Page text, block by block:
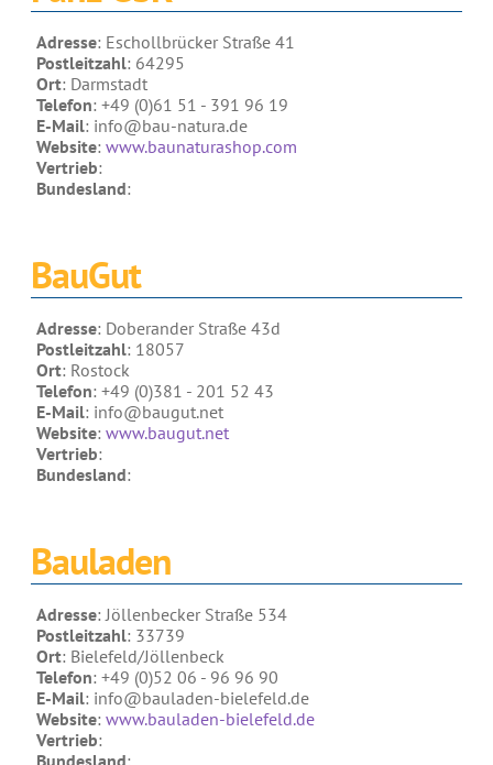
Adresse: Eschollbrücker Straße 41
Postleitzahl: 64295
Ort: Darmstadt
Telefon: +49 (0)61 51 - 391 96 19
E-Mail: info@bau-natura.de
Website: www.baunaturashop.com
Vertrieb:
Bundesland:
BauGut
Adresse: Doberander Straße 43d
Postleitzahl: 18057
Ort: Rostock
Telefon: +49 (0)381 - 201 52 43
E-Mail: info@baugut.net
Website: www.baugut.net
Vertrieb:
Bundesland:
Bauladen
Adresse: Jöllenbecker Straße 534
Postleitzahl: 33739
Ort: Bielefeld/Jöllenbeck
Telefon: +49 (0)52 06 - 96 96 90
E-Mail: info@bauladen-bielefeld.de
Website: www.bauladen-bielefeld.de
Vertrieb: